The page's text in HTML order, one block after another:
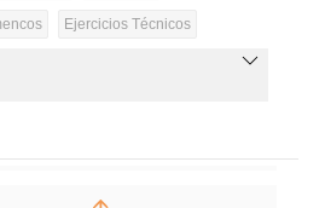
Ejercicios Técnicos